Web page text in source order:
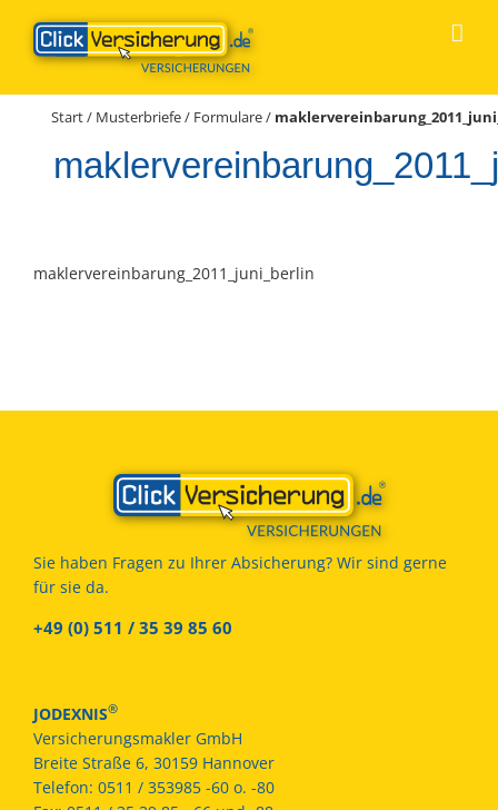
Inhalt
springen
Start/ Musterbriefe / Formulare/
maklervereinbarung_2011_juni_berlin
Sie haben Fragen zu Ihrer Absicherung? Wir sind gerne
für sie da.
+49 (0) 511 / 35 39 85 60
JODEXNIS®
Versicherungsmakler GmbH
Breite Straße 6, 30159 Hannover
Telefon: 0511 / 353985 -60 o. -80